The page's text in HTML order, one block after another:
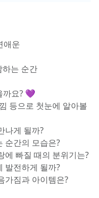
애운
는 순간
까요? 💜
등으로 첫눈에 알아볼
나게 될까?
순간의 모습은?
에 빠질 때의 분위기는?
발전하게 될까?
가짐과 아이템은?